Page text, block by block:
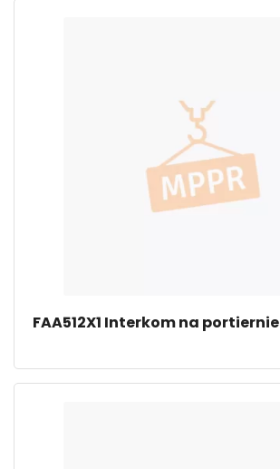
FAA512X1 Interkom na portiernie